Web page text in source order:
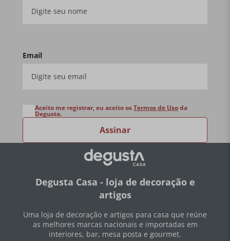
Email
Assinar
Aceito me registrar, eu aceito osTermos de Usoda
Degusta.
Degusta Casa - loja de decoração e
artigos
Uma loja de decoração e artigos para casa que reúne
as melhores marcas nacionais e importadas em
interiores, bar, mesa posta e gourmet.